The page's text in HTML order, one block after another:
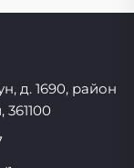
д. 1690, район